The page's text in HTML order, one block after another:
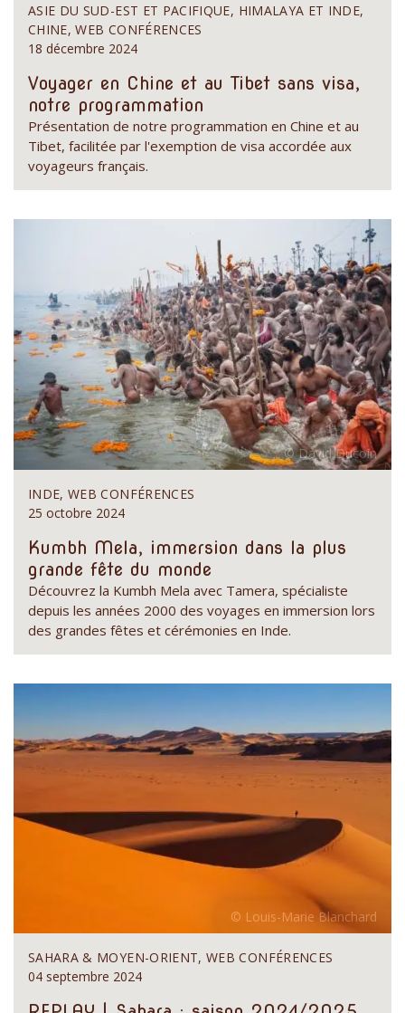
ASIE DU SUD-EST ET PACIFIQUE, HIMALAYA ET INDE,
CHINE, WEB CONFÉRENCES
18 décembre 2024
Voyager en Chine et au Tibet sans visa,
notre programmation
Présentation de notre programmation en Chine et au
Tibet, facilitée par l'exemption de visa accordée aux
voyageurs français.
INDE, WEB CONFÉRENCES
25 octobre 2024
Kumbh Mela, immersion dans la plus
grande fête du monde
Découvrez la Kumbh Mela avec Tamera, spécialiste
depuis les années 2000 des voyages en immersion lors
des grandes fêtes et cérémonies en Inde.
SAHARA & MOYEN-ORIENT, WEB CONFÉRENCES
04 septembre 2024